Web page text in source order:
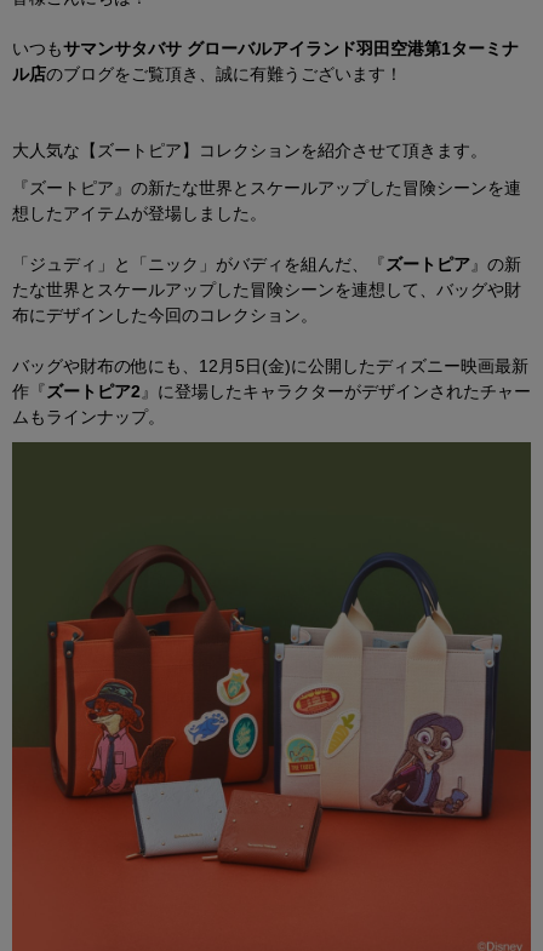
いつもサマンサタバサ グローバルアイランド羽田空港第1ターミナ
ル店のブログをご覧頂き、誠に有難うございます！
大人気な【 ズートピア】コレクションを紹介させて頂きます。
『ズートピア』の新たな世界とスケールアップした冒険シーンを連
想したアイテムが登場しました。
「ジュディ」と「ニック」がバディを組んだ、『ズートピア 』の新
たな世界とスケールアップした冒険シーンを連想して、バッグや財
布にデザインした今回のコレクション。
バッグや財布の他にも、12月5日(金)に公開したディズニー映画最新
作『ズートピア2 』に登場したキャラクターがデザインされたチャー
ムもラインナップ。